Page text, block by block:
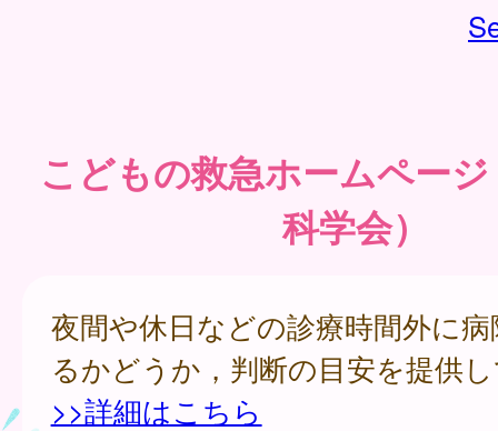
こどもの救急ホームペー
科学会）
夜間や休日などの診療時間外に
るかどうか，判断の目安を提供
>>詳細はこちら